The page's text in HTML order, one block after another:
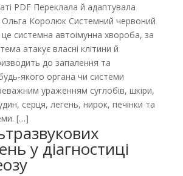
PDF Переклала й адаптувала
Ольга Королюк Системний червоний
системна автоімунна хвороба, за
атакує власні клітини й
до запалення та
якого органа чи системи
ураженням суглобів, шкіри,
серця, легень, нирок, печінки та
[…]
у діагностиці